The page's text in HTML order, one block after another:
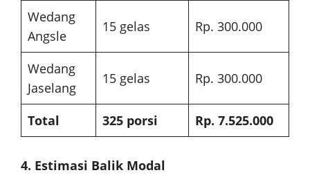
Wedang
Angsle
15 gelas Rp. 300.000
Wedang
Jaselang
15 gelas Rp. 300.000
Total 325 porsi Rp. 7.525.000
4. Estimasi Balik Modal